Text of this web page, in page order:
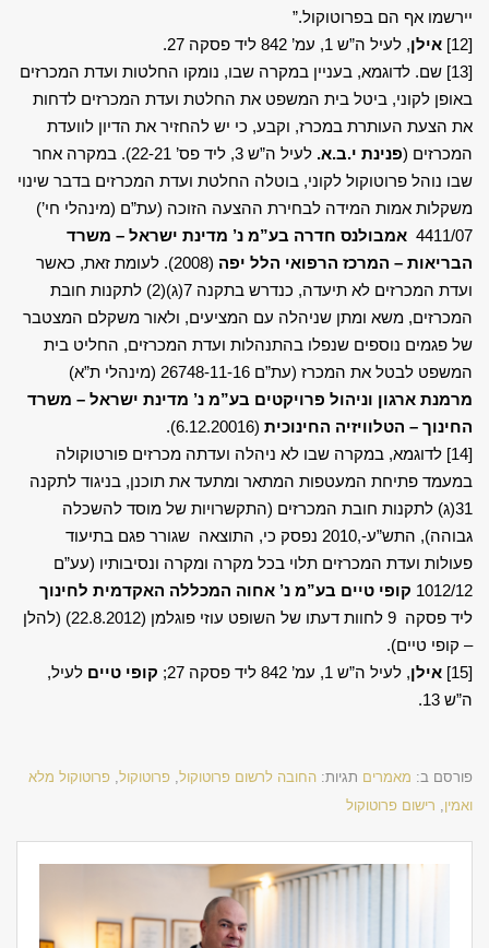
יירשמו אף הם בפרוטוקול.”
[12]
אילן, לעיל ה”ש 1, עמ’ 842 ליד פסקה 27.
[13]
שם. לדוגמא, בעניין במקרה שבו, נומקו החלטות ועדת המכרזים
באופן לקוני, ביטל בית המשפט את החלטת ועדת המכרזים לדחות
את הצעת העותרת במכרז, וקבע, כי יש להחזיר את הדיון לוועדת
המכרזים (פנינת י.ב.א.
לעיל ה”ש 3, ליד פס’ 22-21). במקרה אחר
שבו נוהל פרוטוקול לקוני, בוטלה החלטת ועדת המכרזים בדבר שינוי
משקלות אמות המידה לבחירת ההצעה הזוכה (עת”ם (מינהלי חי’)
4411/07 אמבולנס חדרה בע”מ נ’ מדינת ישראל – משרד
הבריאות – המרכז הרפואי הלל יפה
(2008). לעומת זאת, כאשר
ועדת המכרזים לא תיעדה, כנדרש בתקנה 7(ג)(2) לתקנות חובת
המכרזים, משא ומתן שניהלה עם המציעים, ולאור משקלם המצטבר
של פגמים נוספים שנפלו בהתנהלות ועדת המכרזים, החליט בית
המשפט לבטל את המכרז (עת”ם 26748-11-16 (מינהלי ת”א)
מרמנת ארגון וניהול פרויקטים בע”מ נ’ מדינת ישראל – משרד
החינוך – הטלוויזיה החינוכית (6.12.20016).
[14]
לדוגמא, במקרה שבו לא ניהלה ועדתה מכרזים פורטוקולה
במעמד פתיחת המעטפות המתאר ומתעד את תוכנן, בניגוד לתקנה
31(ג) לתקנות חובת המכרזים (התקשרויות של מוסד להשכלה
גבוהה), התש”ע-,2010 נפסק כי, התוצאה שגורר פגם בתיעוד
פעולות ועדת המכרזים תלוי בכל מקרה ומקרה ונסיבותיו (עע”ם
1012/12 קופי טיים בע”מ נ’ אחוה המכללה האקדמית לחינוך
ליד פסקה 9 לחוות דעתו של השופט עוזי פוגלמן (22.8.2012) (להלן
– קופי טיים).
[15]
אילן, לעיל ה”ש 1, עמ’ 842 ליד פסקה 27; קופי טיים לעיל,
ה”ש 13.
פורסם ב: מאמרים תגיות: החובה לרשום פרוטוקול, פרוטוקול, פרוטוקול מלא
ואמין, רישום פרוטוקול